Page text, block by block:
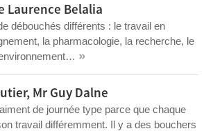
Laurence Belalia
débouchés différents : le travail en
la pharmacologie, la recherche, le
»
Mr Guy Dalne
de journée type parce que chaque
travail différemment. Il y a des bouchers